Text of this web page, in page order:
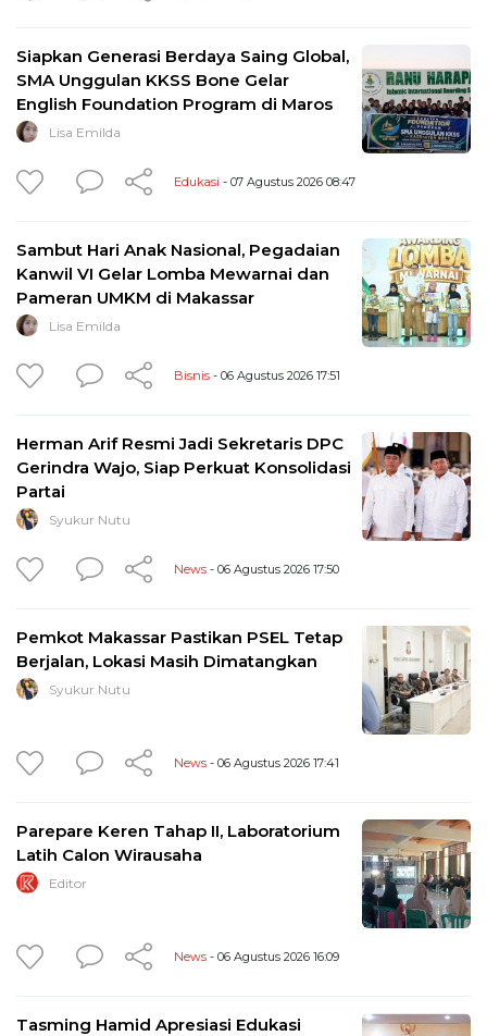
Siapkan Generasi Berdaya Saing Global,
SMA Unggulan KKSS Bone Gelar
English Foundation Program di Maros
Lisa Emilda
Edukasi - 07 Agustus 2026 08:47
Sambut Hari Anak Nasional, Pegadaian
Kanwil VI Gelar Lomba Mewarnai dan
Pameran UMKM di Makassar
Lisa Emilda
Bisnis - 06 Agustus 2026 17:51
Herman Arif Resmi Jadi Sekretaris DPC
Gerindra Wajo, Siap Perkuat Konsolidasi
Partai
Syukur Nutu
News - 06 Agustus 2026 17:50
Pemkot Makassar Pastikan PSEL Tetap
Berjalan, Lokasi Masih Dimatangkan
Syukur Nutu
News - 06 Agustus 2026 17:41
Parepare Keren Tahap II, Laboratorium
Latih Calon Wirausaha
Editor
News - 06 Agustus 2026 16:09
Tasming Hamid Apresiasi Edukasi